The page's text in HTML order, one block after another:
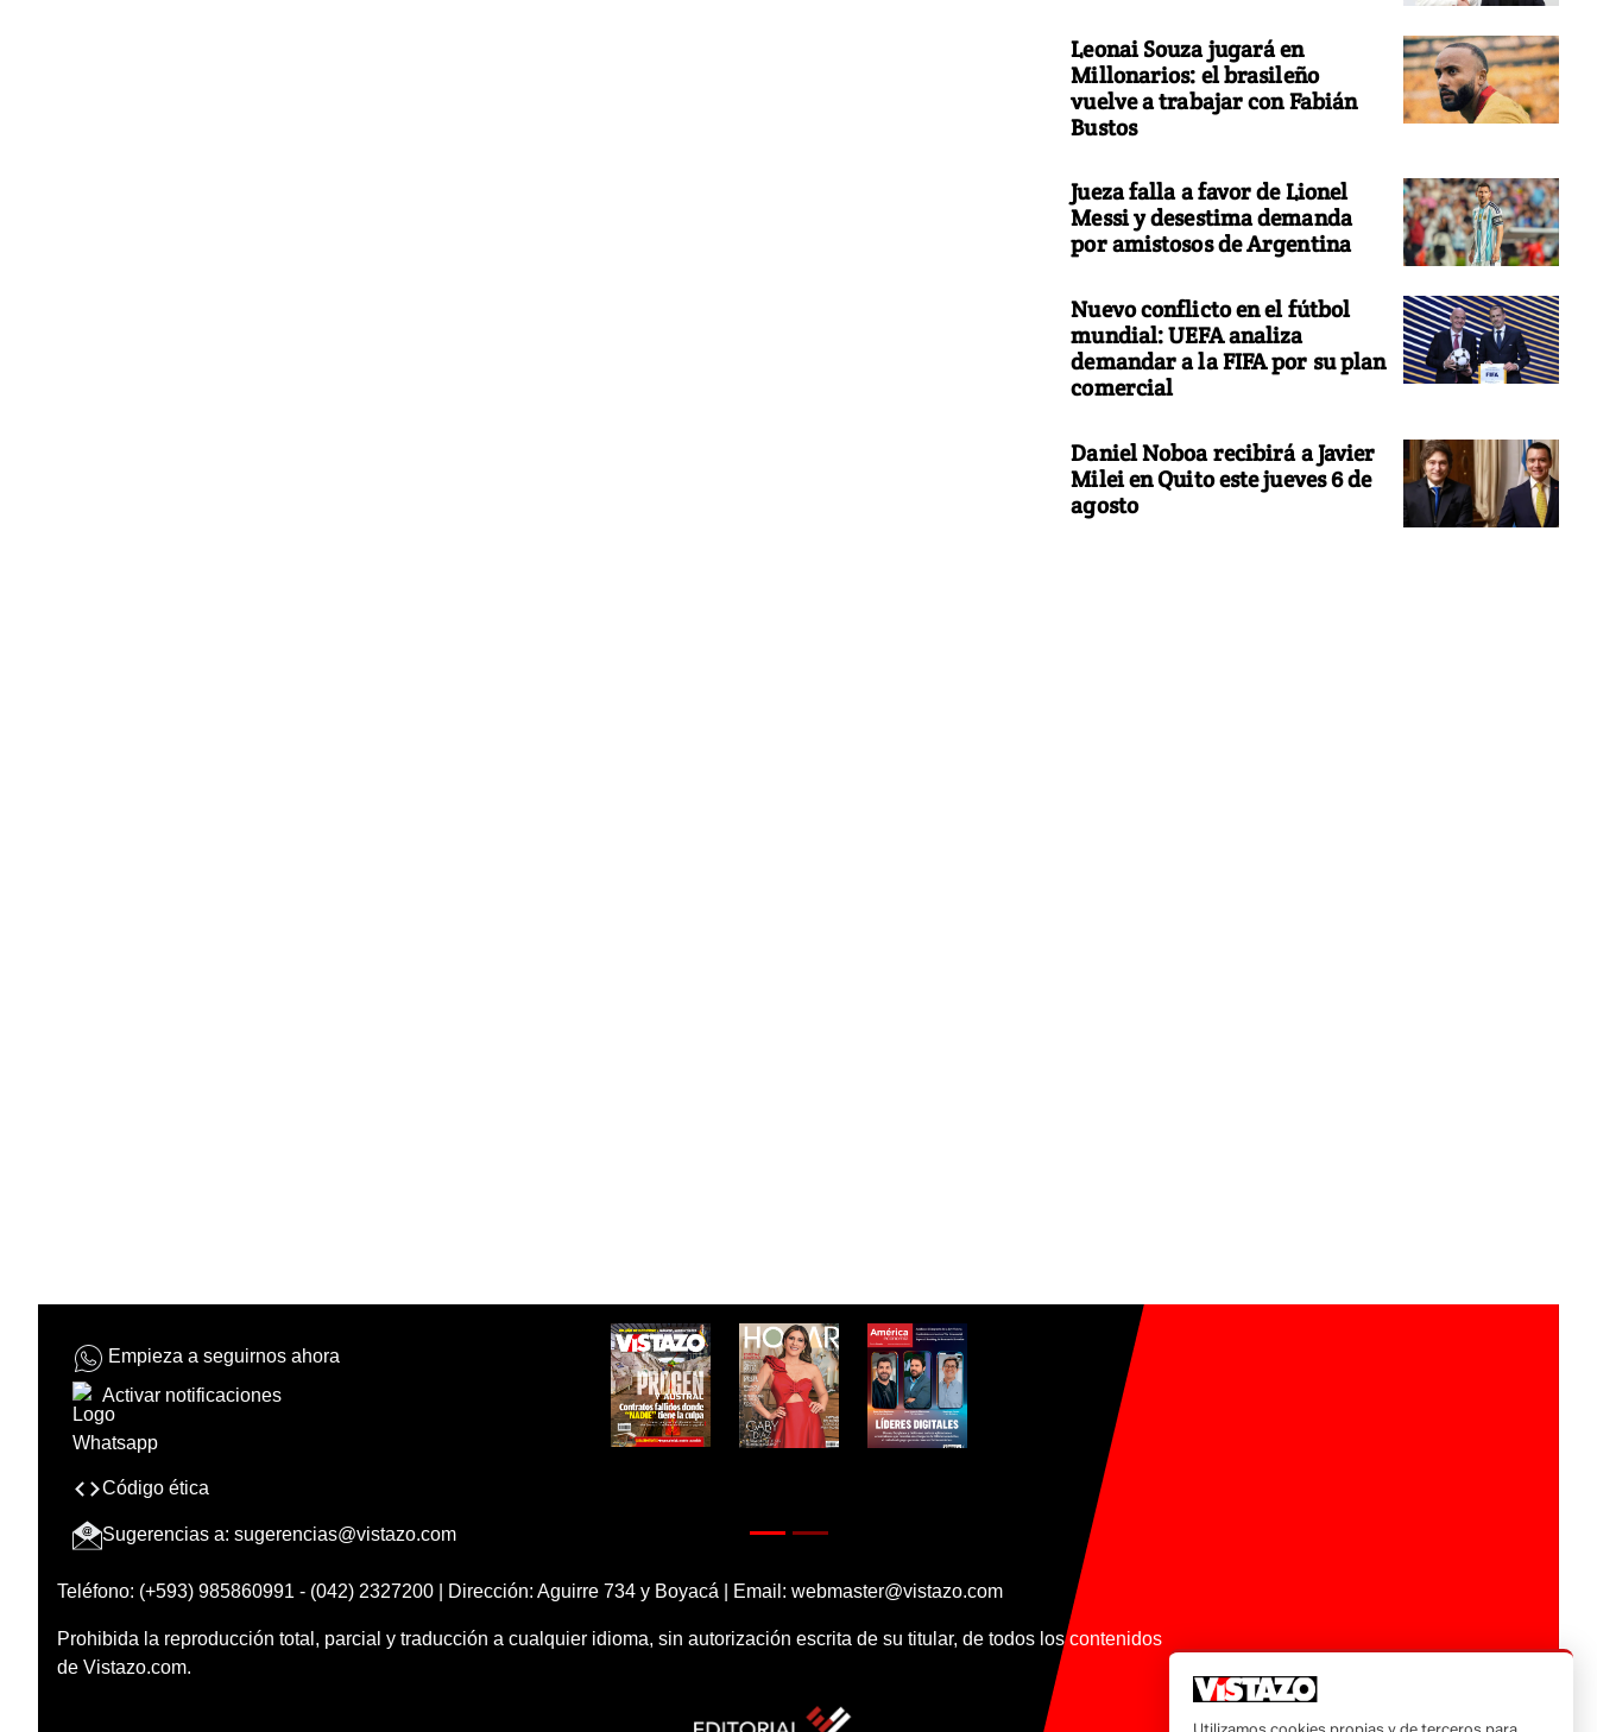
Leonai Souza jugará en
Millonarios: el brasileño
vuelve a trabajar con Fabián
Bustos
Jueza falla a favor de Lionel
Messi y desestima demanda
por amistosos de Argentina
Nuevo conflicto en el fútbol
mundial: UEFA analiza
demandar a la FIFA por su plan
comercial
Daniel Noboa recibirá a Javier
Milei en Quito este jueves 6 de
agosto
Empieza a seguirnos ahora
Activar notificaciones
Código ética
Sugerencias a: sugerencias@vistazo.com
Teléfono: (+593) 985860991 - (042) 2327200 | Dirección: Aguirre 734 y Boyacá | Email: webmaster@vistazo.com
Prohibida la reproducción total, parcial y traducción a cualquier idioma, sin autorización escrita de su titular, de todos los contenidos
de Vistazo.com.